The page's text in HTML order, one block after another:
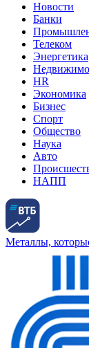
Новости
Банки
Телеком
Энергетика
HR
Экономика
Бизнес
Спорт
Общество
Наука
Авто
НАПП
Металлы,